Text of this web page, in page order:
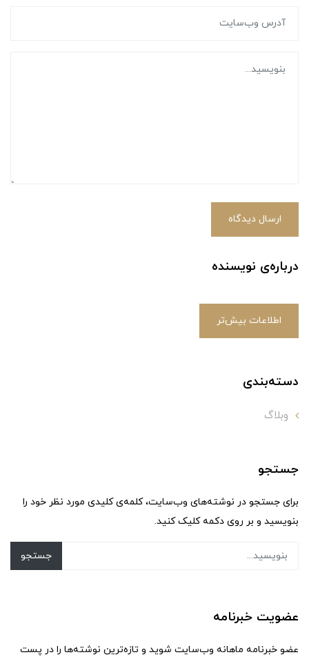
ارسال دیدگاه
درباره‌ی نویسنده
اطلاعات بیش‌تر
دسته‌بندی
وبلاگ
جستجو
برای جستجو در نوشته‌های وب‌سایت، کلمه‌ی کلیدی مورد نظر خود را
بنویسید و بر روی دکمه کلیک کنید.
جستجو
عضویت خبرنامه
عضو خبرنامه ماهانه وب‌سایت شوید و تازه‌ترین نوشته‌ها را در پست